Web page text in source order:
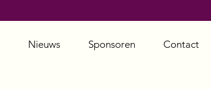
Nieuws Sponsoren Contact